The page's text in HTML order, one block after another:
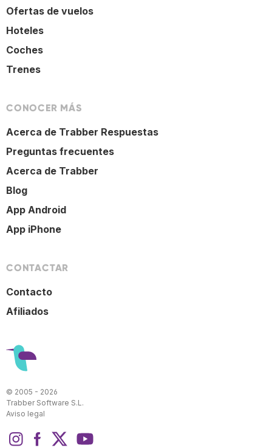
Ofertas de vuelos
Hoteles
Coches
Trenes
CONOCER MÁS
Acerca de Trabber Respuestas
Preguntas frecuentes
Acerca de Trabber
Blog
App Android
App iPhone
CONTACTAR
Contacto
Afiliados
© 2005 - 2026
Trabber Software S.L.
Aviso legal